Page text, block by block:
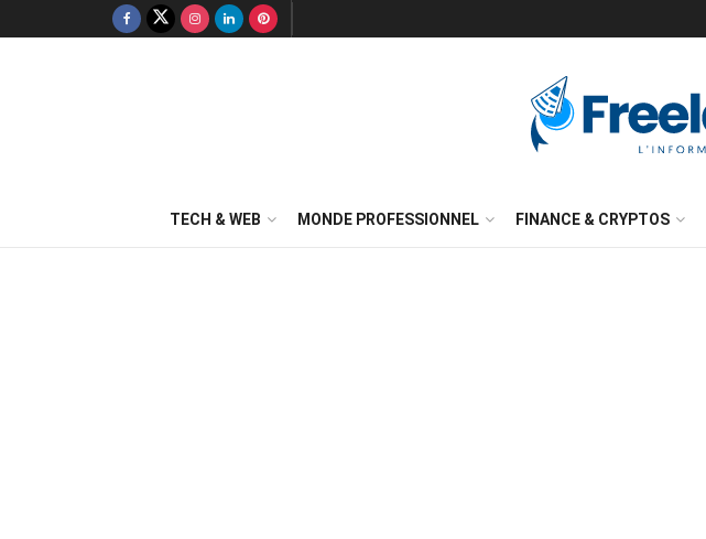
TECH & WEB MONDE PROFESSIONNEL FINANCE & CRYPTOS